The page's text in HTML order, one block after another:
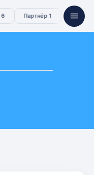
Партнёр 1 Партнёр 2